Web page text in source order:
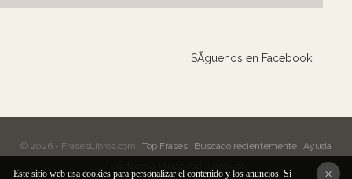
SÃ­guenos en Facebook!
© 2026 - FrasesLibros.com Top Frases Buscado recientemente Ayuda
×
Este sitio web usa cookies para personalizar el contenido y los anuncios. Si